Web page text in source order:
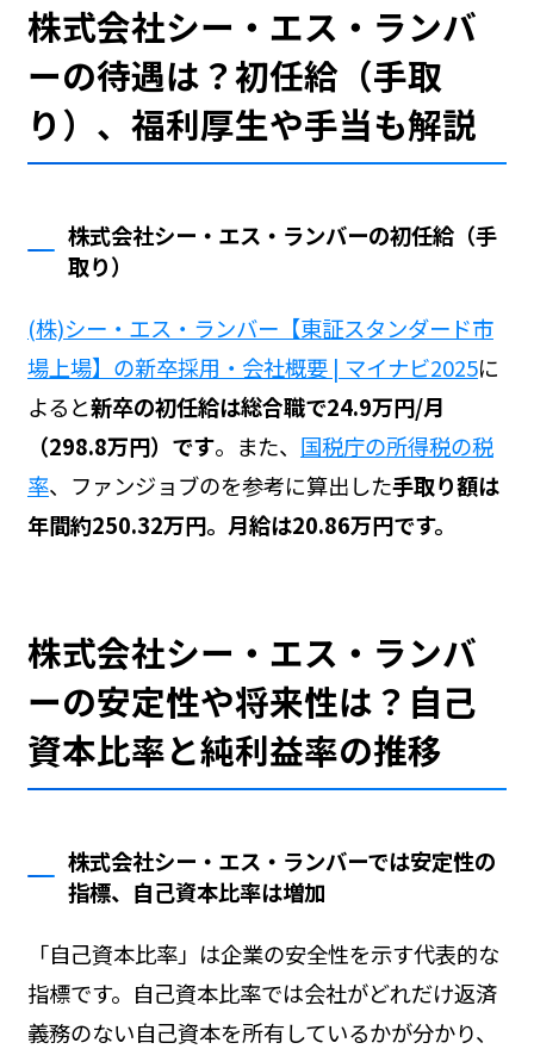
株式会社シー・エス・ランバ
ーの待遇は？初任給（手取
り）、福利厚生や手当も解説
株式会社シー・エス・ランバーの初任給（手
取り）
(株)シー・エス・ランバー【東証スタンダード市
場上場】の新卒採用・会社概要 | マイナビ2025に
よると新卒の初任給は総合職で24.9万円/月
（298.8万円）です。また、 国税庁の所得税の税
率、ファンジョブのを参考に算出した手取り額は
年間約250.32万円。月給は20.86万円です。
株式会社シー・エス・ランバ
ーの安定性や将来性は？自己
資本比率と純利益率の推移
株式会社シー・エス・ランバーでは安定性の
指標、自己資本比率は増加
「自己資本比率」は企業の安全性を示す代表的な
指標です。自己資本比率では会社がどれだけ返済
義務のない自己資本を所有しているかが分かり、